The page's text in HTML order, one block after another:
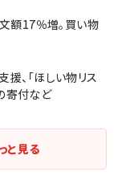
額17％増。買い物
、「ほしい物リス
寄付など
と見る